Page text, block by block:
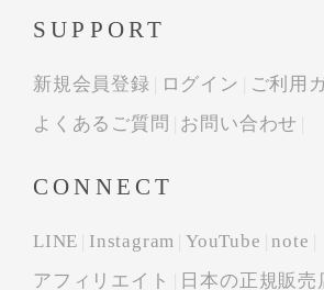
SUPPORT
新規会員登録 ログイン
ご利用
よくあるご質問
お問い合わせ
CONNECT
LINE Instagram YouTube
note
アフィリエイト
日本の正規販売